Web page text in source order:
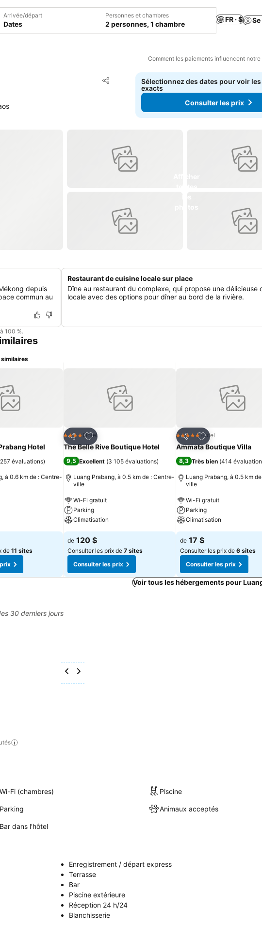
Arrivée/départ
Dates
Personnes et chambres
2 personnes, 1 chambre
FR · $
Comment les paiements influencent
Partager
Ajouter à mes favoris
Sélectionnez des dates pour voir
exacts
Consulter les prix
depuis
commun au
Restaurant de cuisine locale sur place
Dîne au restaurant du complexe, qui propose une délicieuse
locale avec des options pour dîner au bord de la rivière.
100 %.
mes favoris
Hotel
évaluations)
à 0.6 km de : Centre-
de 11 sites
Partager
Ajouter à mes favoris
4 ÉtoilesHotel
The Belle Rive Boutique Hotel
9,5 Excellent (3 105 évaluations)
Luang Prabang, à 0.5 km de : Centre-
ville
Wi-Fi gratuit
Parking
Climatisation
de 120 $
Consulter les prix de 7 sites
Consulter les prix
Partager
Ajouter à mes
5 Étoiles Hotel
Ammata Boutique Villa
8,3 Très bien (414
Luang Prabang, à 0.5 km
ville
Wi-Fi gratuit
Parking
Climatisation
de 17 $
Consulter les prix de 6 sites
Consulter les prix
Voir tous les hébergements pour
30 derniers jours
Wi-Fi (chambres) Piscine
Parking Animaux acceptés
Bar dans l'hôtel
Enregistrement / départ express
Terrasse
Bar
Piscine extérieure
Réception 24 h/24
Blanchisserie